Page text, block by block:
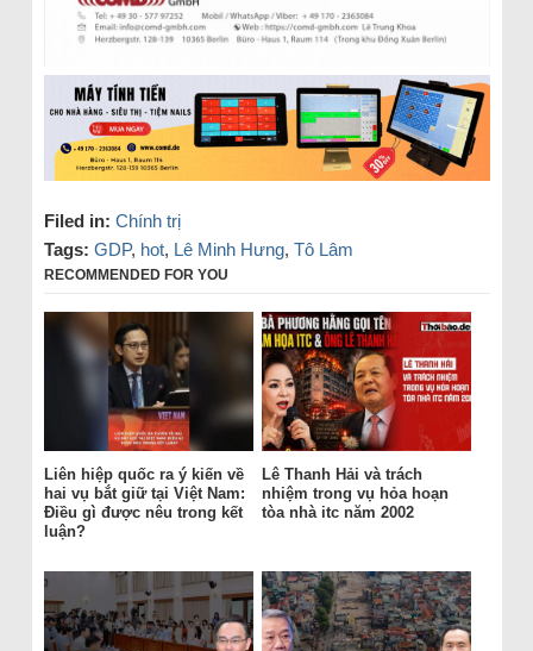
Filed in: Chính trị
Tags: GDP, hot, Lê Minh Hưng, Tô Lâm
RECOMMENDED FOR YOU
Liên hiệp quốc ra ý kiến về
hai vụ bắt giữ tại Việt Nam:
Điều gì được nêu trong kết
luận?
Lê Thanh Hải và trách
nhiệm trong vụ hỏa hoạn
tòa nhà itc năm 2002